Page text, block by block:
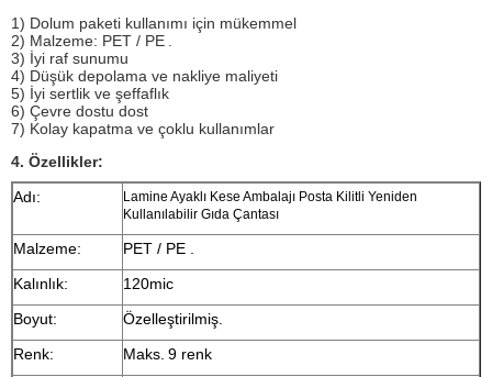
1) Dolum paketi kullanımı için mükemmel
2) Malzeme: PET / PE
3) İyi raf sunumu
4) Düşük depolama ve nakliye maliyeti
5) İyi sertlik ve şeffaflık
6) Çevre dostu dost
7) Kolay kapatma ve çoklu kullanımlar
4. Özellikler:
Adı:
Lamine Ayaklı Kese Ambalajı Posta Kilitli Yeniden
Kullanılabilir Gıda Çantası
Malzeme: PET / PE
Kalınlık:
120mic
Boyut:
Özelleştirilmiş.
Renk:
Maks. 9 renk